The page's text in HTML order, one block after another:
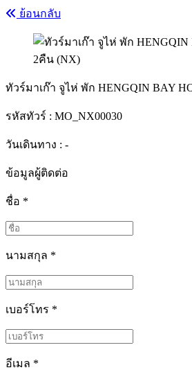
ย้อนกลับ
ทัวร์มาเก๊า จูไห่ พัก HENGQIN BAY
รหัสทัวร์ : MO_NX00030
วันเดินทาง : -
ข้อมูลผู้ติดต่อ
ชื่อ *
นามสกุล *
เบอร์โทร *
อีเมล *